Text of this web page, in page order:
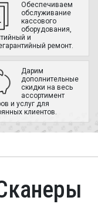
Обеспечиваем
обслуживание
кассового
оборудования,
и
ремонт.
Дарим
дополнительные
скидки на весь
ассортимент
и услуг для
клиентов.